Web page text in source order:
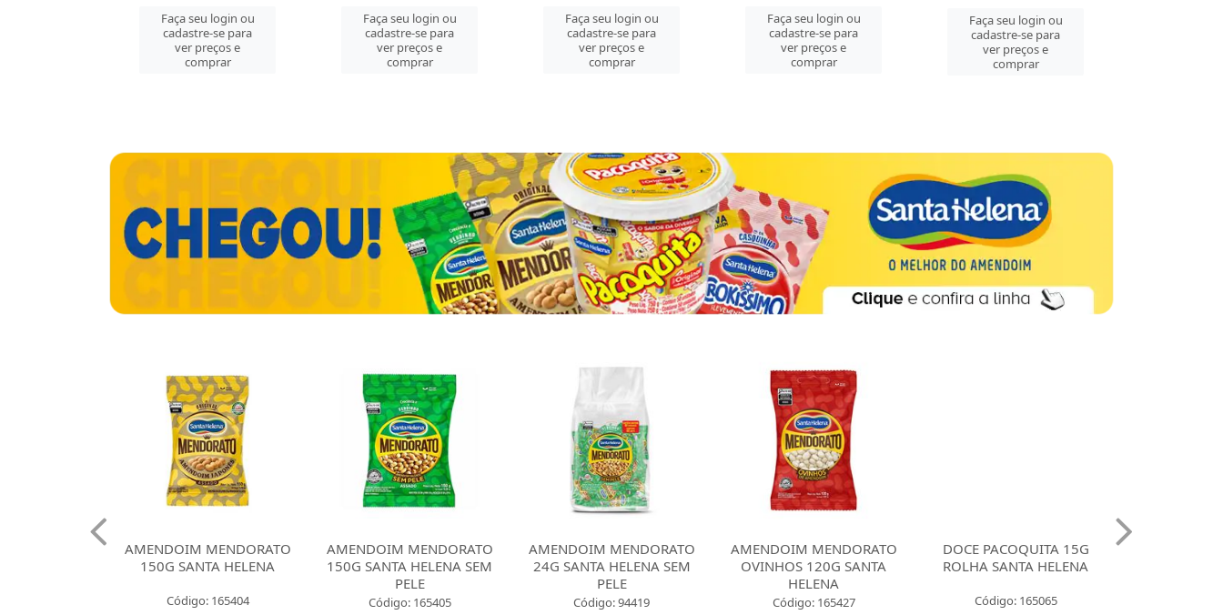
Faça seu login ou
cadastre-se para
ver preços e
comprar
Faça seu login ou
cadastre-se para
ver preços e
comprar
Faça seu login ou
cadastre-se para
ver preços e
comprar
Faça seu login ou
cadastre-se para
ver preços e
comprar
Faça seu login ou
cadastre-se para
ver preços e
comprar
AMENDOIM MENDORATO
150G SANTA HELENA
Código: 165404
AMENDOIM MENDORATO
150G SANTA HELENA SEM
PELE
Código: 165405
AMENDOIM MENDORATO
24G SANTA HELENA SEM
PELE
Código: 94419
AMENDOIM MENDORATO
OVINHOS 120G SANTA
HELENA
Código: 165427
DOCE PACOQUITA 15G
ROLHA SANTA HELENA
Código: 165065